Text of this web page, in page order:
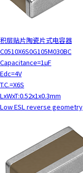
积层贴片陶瓷片式电容器
C0510X6S0G105M030BC
Capacitance=1μF
Edc=4V
T.C.=X6S
LxWxT:0.52x1x0.3mm
Low ESL reverse geometry